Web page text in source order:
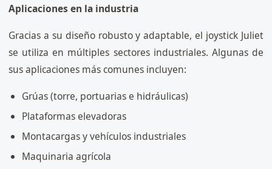
Aplicaciones en la industria
Gracias a su diseño robusto y adaptable, el joystick Juliet
se utiliza en múltiples sectores industriales. Algunas de
sus aplicaciones más comunes incluyen:
Grúas (torre, portuarias e hidráulicas)
Plataformas elevadoras
Montacargas y vehículos industriales
Maquinaria agrícola